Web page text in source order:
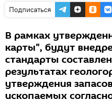
Подписаться
В рамках
карты", будут
стандарты
результатах
утверждения
ископаемых